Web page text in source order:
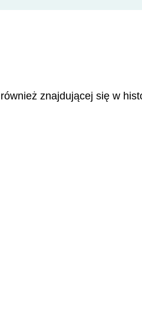
znajdującej się w